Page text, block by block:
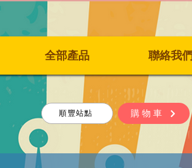
全部產品 聯絡我們
順豐站點 購物車